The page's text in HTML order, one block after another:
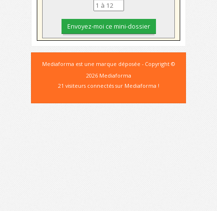
Mediaforma est une marque déposée - Copyright ©
2026 Mediaforma
21 visiteurs connectés sur Mediaforma !